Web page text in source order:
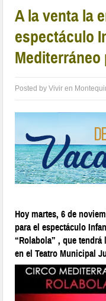
A la venta la
espectáculo
Mediterráneo
Posted byVivir en
Hoy martes, 6 de
para el espectáculo
“Rolabola” , que
en el Teatro Municipal